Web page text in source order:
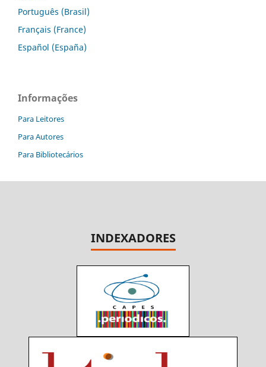
Português (Brasil)
Français (France)
Español (España)
Informações
Para Leitores
Para Autores
Para Bibliotecários
INDEXADORES